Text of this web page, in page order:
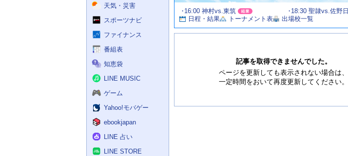
天気・災害
スポーツナビ
ファイナンス
番組表
知恵袋
LINE MUSIC
ゲーム
Yahoo!モバゲー
ebookjapan
LINE 占い
LINE STORE
試
合
情
16:00 神村vs.東筑
18:30 聖隷vs.佐野日
日程・結果
トーナメント表 出場校一覧
お
す
す
記事を取得できませんでした。
ページを更新しても表示されない場合は、
一定時間をおいて再度更新してください。